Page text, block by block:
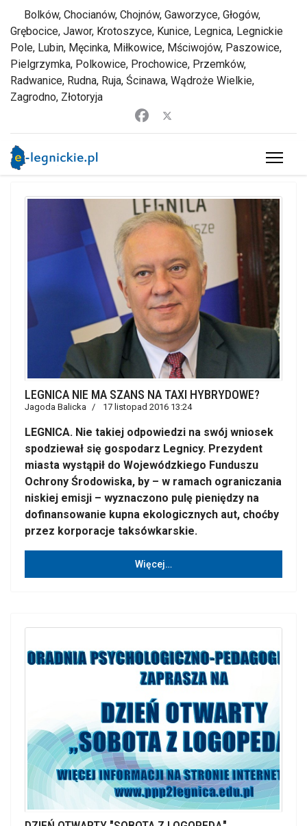
Bolków, Chocianów, Chojnów, Gaworzyce, Głogów,
Grębocice, Jawor, Krotoszyce, Kunice, Legnica, Legnickie
Pole, Lubin, Męcinka, Miłkowice, Mściwojów, Paszowice,
Pielgrzymka, Polkowice, Prochowice, Przemków,
Radwanice, Rudna, Ruja, Ścinawa, Wądroże Wielkie,
Zagrodno, Złotoryja
LEGNICA NIE MA SZANS NA TAXI HYBRYDOWE?
Jagoda Balicka 17 listopad 2016 13:24
LEGNICA. Nie takiej odpowiedzi na swój wniosek
spodziewał się gospodarz Legnicy. Prezydent
miasta wystąpił do Wojewódzkiego Funduszu
Ochrony Środowiska, by – w ramach ograniczania
niskiej emisji – wyznaczono pulę pieniędzy na
dofinansowanie kupna ekologicznych aut, choćby
przez korporacje taksówkarskie.
Więcej…